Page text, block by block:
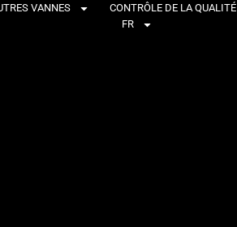
VANNES CONTRÔLE DE LA QUALITÉ
FR